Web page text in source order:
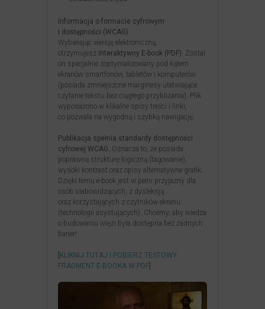
Informacja o formacie cyfrowym
i dostępności (WCAG):
Wybierając wersję elektroniczną,
otrzymujesz Interaktywny E-book (PDF) . Został
on specjalnie zoptymalizowany pod kątem
ekranów smartfonów, tabletów i komputerów
(posiada zmniejszone marginesy ułatwiające
czytanie tekstu bez ciągłego przybliżania). Plik
wyposażono w klikalne spisy treści i linki,
co pozwala na wygodną i szybką nawigację.
Publikacja spełnia standardy dostępności
cyfrowej WCAG. Oznacza to, że posiada
poprawną strukturę logiczną (tagowanie),
wysoki kontrast oraz opisy alternatywne grafik.
Dzięki temu e-book jest w pełni przyjazny dla
osób słabowidzących, z dysleksją
oraz korzystających z czytników ekranu
(technologii asystujących). Chcemy, aby wiedza
o budowaniu więzi była dostępna bez żadnych
barier!
KLIKNIJ TUTAJ I POBIERZ TESTOWY
FRAGMENT E-BOOKA W PDF